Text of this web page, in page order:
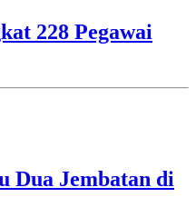
228 Pegawai
Dua Jembatan di